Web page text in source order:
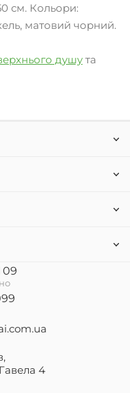
см. Кольори:
матовий чорний.
душу та
09
4